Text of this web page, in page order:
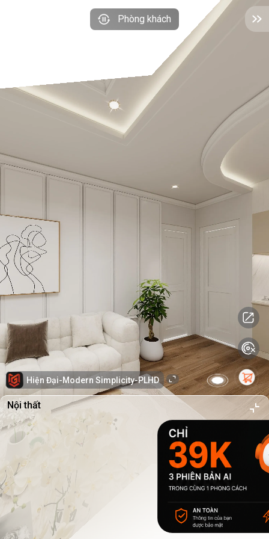
Phòng khách
Hiện Đại-Modern Simplicity-PLHD
Nội thất